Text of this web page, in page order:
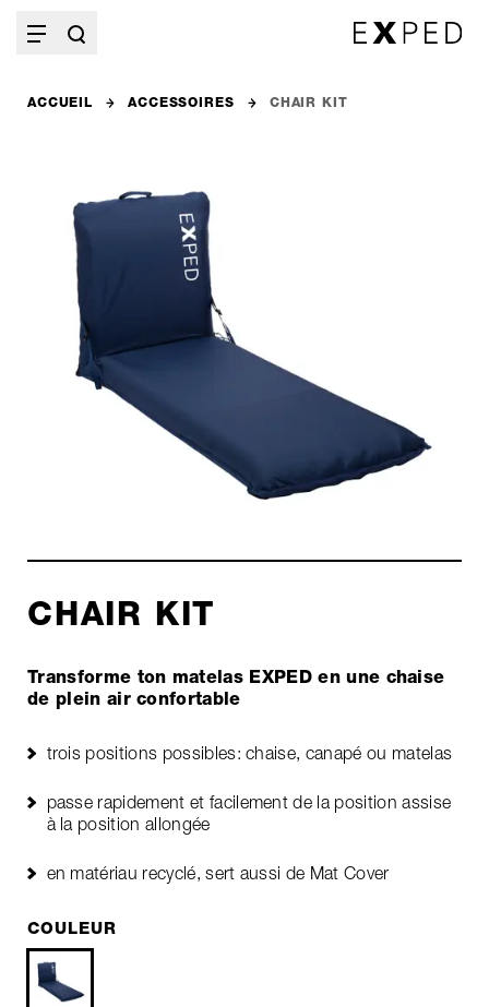
ACCUEIL ACCESSOIRES CHAIR KIT
CHAIR KIT
Transforme ton matelas EXPED en une chaise
de plein air confortable
trois positions possibles: chaise, canapé ou matelas
passe rapidement et facilement de la position assise
à la position allongée
en matériau recyclé, sert aussi de Mat Cover
COULEUR